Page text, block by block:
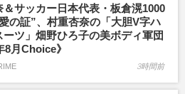
＆サッカー日本代表・板倉滉1000
の証”、村重杏奈の「大胆V字ハ
ーツ」畑野ひろ子の美ボディ軍団
8月Choice》
3時間前